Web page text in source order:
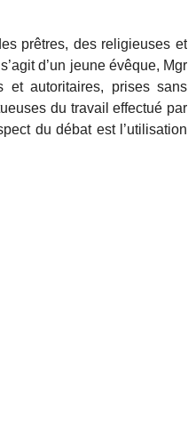
prêtres, des religieuses et
d’un jeune évêque, Mgr
et autoritaires, prises sans
du travail effectué par
du débat est l’utilisation